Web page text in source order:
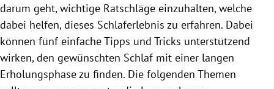
darum geht, wichtige Ratschläge einzuhalten, welche
dabei helfen, dieses Schlaferlebnis zu erfahren. Dabei
können fünf einfache Tipps und Tricks unterstützend
wirken, den gewünschten Schlaf mit einer langen
Erholungsphase zu finden. Die folgenden Themen